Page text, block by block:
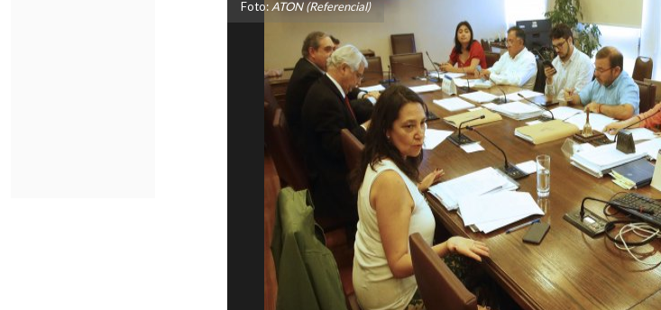
Foto: ATON (Referencial)